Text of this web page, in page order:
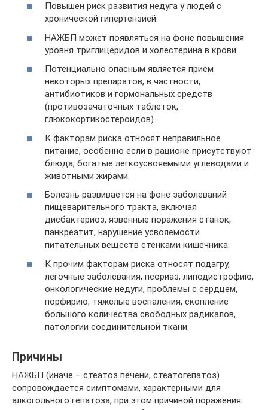
Повышен риск развития недуга у людей с
хронической гипертензией.
НАЖБП может появляться на фоне повышения
уровня триглицеридов и холестерина в крови.
Потенциально опасным является прием
некоторых препаратов, в частности,
антибиотиков и гормональных средств
(противозачаточных таблеток,
глюкокортикостероидов).
К факторам риска относят неправильное
питание, особенно если в рационе присутствуют
блюда, богатые легкоусвояемыми углеводами и
животными жирами.
Болезнь развивается на фоне заболеваний
пищеварительного тракта, включая
дисбактериоз, язвенные поражения станок,
панкреатит, нарушение усвояемости
питательных веществ стенками кишечника.
К прочим факторам риска относят подагру,
легочные заболевания, псориаз, липодистрофию,
онкологические недуги, проблемы с сердцем,
порфирию, тяжелые воспаления, скопление
большого количества свободных радикалов,
патологии соединительной ткани.
Причины
НАЖБП (иначе – стеатоз печени, стеатогепатоз)
сопровождается симптомами, характерными для
алкогольного гепатоза, при этом причиной поражения